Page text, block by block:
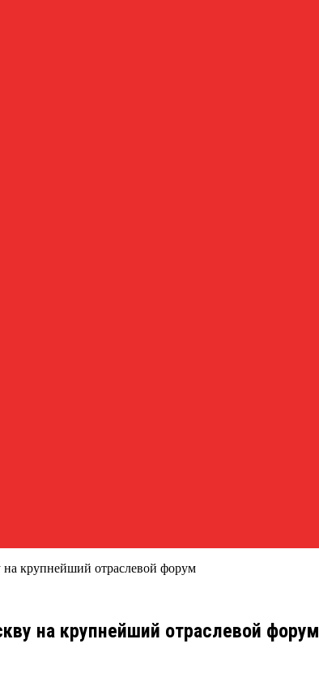
крупнейший отраслевой форум
на крупнейший отраслевой форум